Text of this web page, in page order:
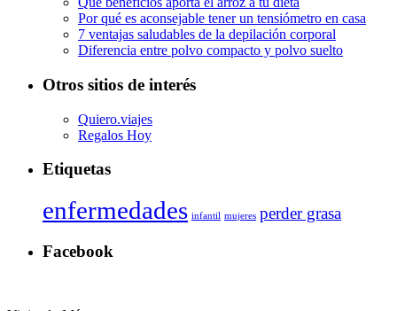
Por qué es aconsejable tener un tensiómetro en casa
7 ventajas saludables de la depilación corporal
Diferencia entre polvo compacto y polvo suelto
Otros sitios de interés
Quiero.viajes
Regalos Hoy
Etiquetas
enfermedades infantil mujeres perder grasa
Facebook